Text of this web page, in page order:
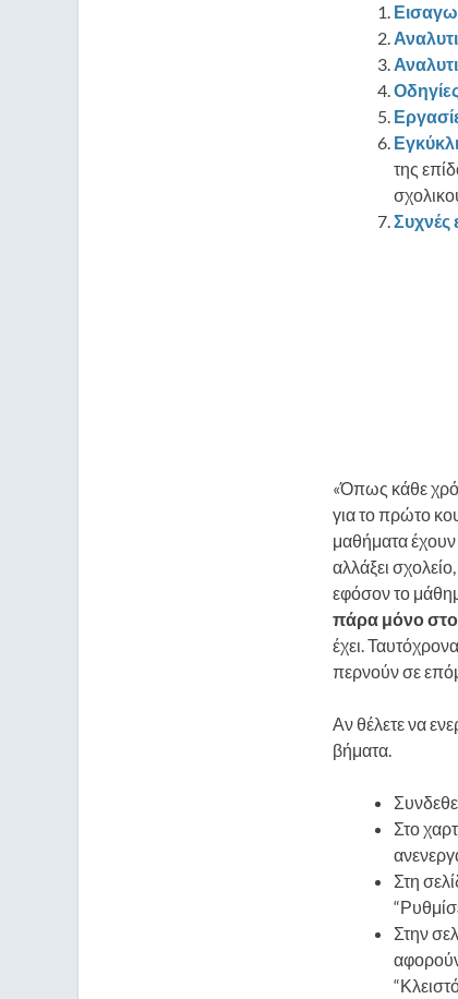
της
Συχνές
«Όπως κάθε
για το πρώτο
μαθήματα έχουν
αλλάξει
εφόσον το
πάραμόνοστο
έχει.
περνούν σε
Αν θέλετε να
βήματα.
Στο
Στη
Στην